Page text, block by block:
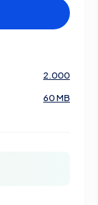
2.000
60 MB